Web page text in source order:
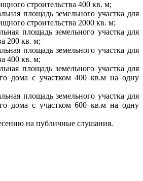
строительства 400 кв. м;
площадь земельного участка для
строительства 2000 кв. м;
площадь земельного участка для
200 кв. м;
площадь земельного участка для
400 кв. м;
площадь земельного участка для
дома с участком 400 кв.м на одну
площадь земельного участка для
дома с участком 600 кв.м на одну
на публичные слушания.